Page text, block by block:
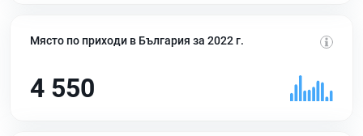
Място по приходи в България за 2022 г.
4 550